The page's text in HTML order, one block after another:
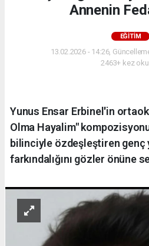
Annenin
EĞITIM
13.02.2026 - 14:26,
2463+ kez
Yunus Ensar Erbinel'in
Olma Hayalim"
bilinciyle özdeşleştiren genç
farkındalığını gözler önüne